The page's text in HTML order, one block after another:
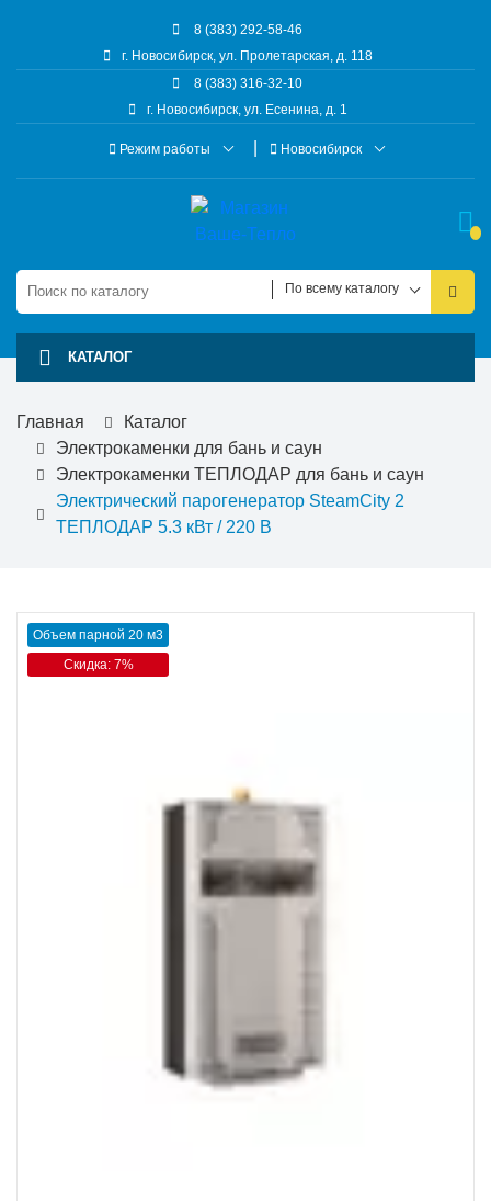
8 (383) 292-58-46
г. Новосибирск, ул. Пролетарская, д. 118
8 (383) 316-32-10
г. Новосибирск, ул. Есенина, д. 1
Режим работы Новосибирск
По всему каталогу
КАТАЛОГ
Главная
Каталог
Электрокаменки для бань и саун
Электрокаменки ТЕПЛОДАР для бань и саун
Электрический парогенератор SteamCity 2
ТЕПЛОДАР 5.3 кВт / 220 В
Объем парной 20 м3
Скидка: 7%